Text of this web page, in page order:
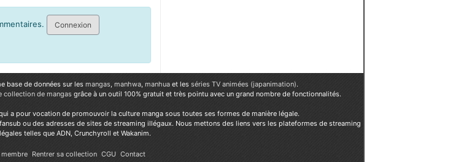
Connexion
base de données sur les mangas manhwa, manhua et les séries TV animées (japanimation).
collection de mangas grâce à un outil 100% gratuit et très pointu avec un grand nombre de fonctionnalités.
a pour vocation de promouvoir la culture manga sous toutes ses formes de manière légale.
ou des adresses de sites de streaming illégaux. Nous mettons des liens vers les plateformes de streaming
telles que ADN, Crunchyroll et Wakanim.
membre Rentrer sa collection CGU Contact